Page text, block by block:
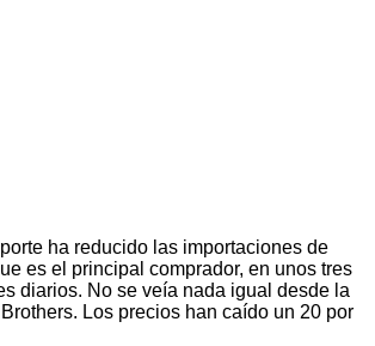
ha reducido las importaciones de
es el principal comprador, en unos tres
diarios. No se veía nada igual desde la
Los precios han caído un 20 por